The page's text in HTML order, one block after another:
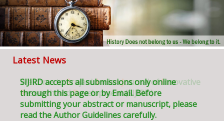
Latest News
Welcome toSrujani:IndianJournal ofInnovative
Research andDevelopment (SIJIRD)
SIJIRD accepts all submissions only online
through this page or by Email. Before
submitting your abstract or manuscript, please
read the Author Guidelines carefully.